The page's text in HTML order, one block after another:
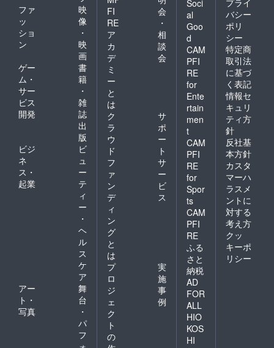
ファ
ッ
ショ
ン
映
像
・
映
画
ゲー
ム・
サー
ビス
開発
書
籍
・
雑
誌
出
版
ビジ
ネ
ス・
起業
ビ
ュ
ー
テ
ィ
ー
・
ヘ
ル
ス
ケ
ア
アー
ト・
写真
舞
台
・
パ
フ
FI
RE
ア
カ
デ
ミ
ー
と
は
会
・
相
談
会
ク
ラ
ウ
ド
フ
ァ
ン
デ
ィ
ン
グ
と
は
サ
ポ
ー
ト
サ
ー
ビ
ス
プ
ロ
ジ
ェ
ク
ト
の
実
施
事
例
Soci
al
Goo
d
CAM
PFI
RE
for
Ente
rtain
men
t
CAM
PFI
RE
for
Spor
ts
CAM
PFI
RE
ふる
さと
納税
AD
FOR
ALL
HIO
KOS
HI
バシー
ポリ
シー
特定商
取引法
に基づ
く表記
情報セ
キュリ
ティ方
針
反社基
本方針
カスタ
マーハ
ラスメ
ントに
対する
考え方
クッ
キーポ
リシー